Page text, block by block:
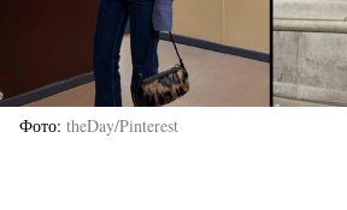
Фото theDay/Pinterest